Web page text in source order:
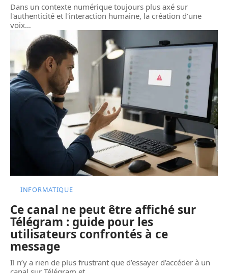
Dans un contexte numérique toujours plus axé sur
l'authenticité et l'interaction humaine, la création d’une
voix…
INFORMATIQUE
Ce canal ne peut être affiché sur
Télégram : guide pour les
utilisateurs confrontés à ce
message
Il n’y a rien de plus frustrant que d’essayer d’accéder à un